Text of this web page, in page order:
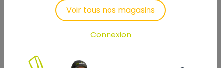
CARNILOVE JERKY JERKY
GR
Voir tous nos magasins
Connexion